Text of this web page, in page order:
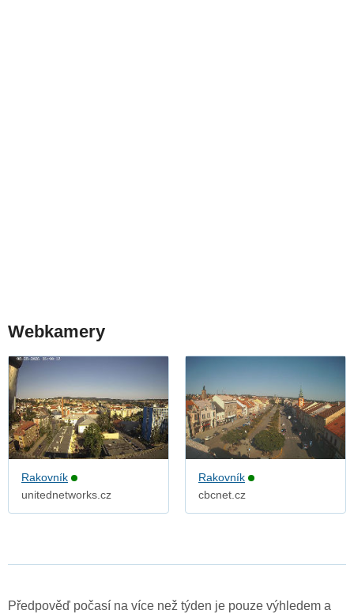
Webkamery
Rakovník
unitednetworks.cz
Rakovník
cbcnet.cz
Předpověď počasí na více než týden je pouze výhledem a